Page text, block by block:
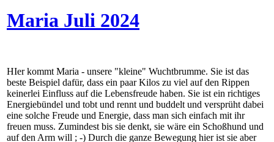
Maria Juli 2024
HIer kommt Maria - unsere "kleine" Wuchtbrumme. Sie ist das
beste Beispiel dafür, dass ein paar Kilos zu viel auf den Rippen
keinerlei Einfluss auf die Lebensfreude haben. Sie ist ein richtiges
Energiebündel und tobt und rennt und buddelt und versprüht dabei
eine solche Freude und Energie, dass man sich einfach mit ihr
freuen muss. Zumindest bis sie denkt, sie wäre ein Schoßhund und
auf den Arm will ; -) Durch die ganze Bewegung hier ist sie aber